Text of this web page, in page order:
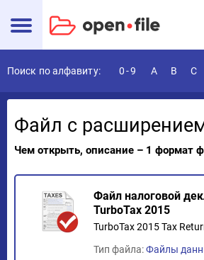
Поиск по алфавиту: 0-9 A B C
Файл с
Чем открыть, описание – 1 формат
Файл налоговой
TurboTax 2015
TurboTax 2015 Tax
Тип файла:Файлы